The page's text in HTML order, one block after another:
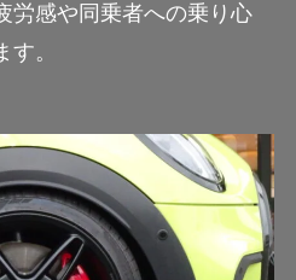
労感や同乗者への乗り心
。